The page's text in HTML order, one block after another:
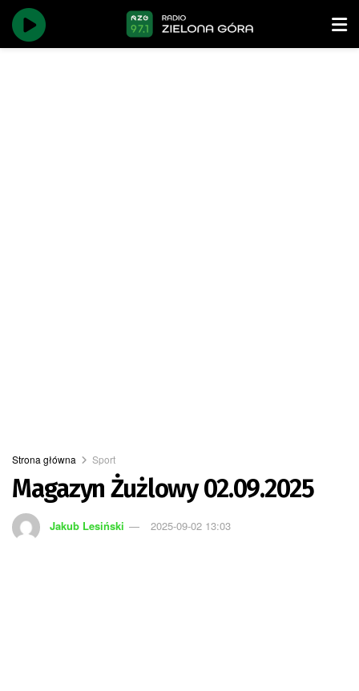
Strona główna Sport
Magazyn Żużlowy 02.09.2025
Jakub Lesiński 2025-09-02 13:03